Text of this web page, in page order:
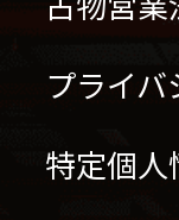
プライ
特定個